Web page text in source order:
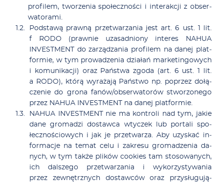
pro­fi­lem, two­rze­nia spo­łecz­no­ści i in­te­rak­cji z ob­ser­
wa­to­ra­mi.
Pod­sta­wą praw­ną prze­twa­rza­nia jest art. 6 ust. 1 lit.
f RODO (praw­nie uza­sad­nio­ny in­te­res NAHUA
INVESTMENT do za­rzą­dza­nia pro­fi­lem na da­nej plat­
for­mie, w tym pro­wa­dze­nia dzia­łań mar­ke­tin­go­wych
i ko­mu­ni­ka­cji) oraz Pań­stwa zgo­da (art. 6 ust. 1 lit.
a RODO), któ­rą wy­ra­ża­ją Pań­stwo np. po­przez do­łą­
cze­nie do gro­na fa­nó­w/ob­ser­wa­to­rów stwo­rzo­ne­go
przez NAHUA INVESTMENT na da­nej plat­for­mie.
NAHUA INVESTMENT nie ma kon­tro­li nad tym, ja­kie
da­ne gro­ma­dzi do­staw­ca wty­czek lub por­ta­li spo­
łecz­no­ścio­wych i jak je prze­twa­rza. Aby uzy­skać in­
for­ma­cje na te­mat ce­lu i za­kre­su gro­ma­dze­nia da­
nych, w tym tak­że pli­ków co­okies tam sto­so­wa­nych,
ich dal­sze­go prze­twa­rzania i wy­ko­rzy­sty­wa­nia
przez ze­wnętrz­nych do­staw­ców oraz przy­słu­gu­ją­